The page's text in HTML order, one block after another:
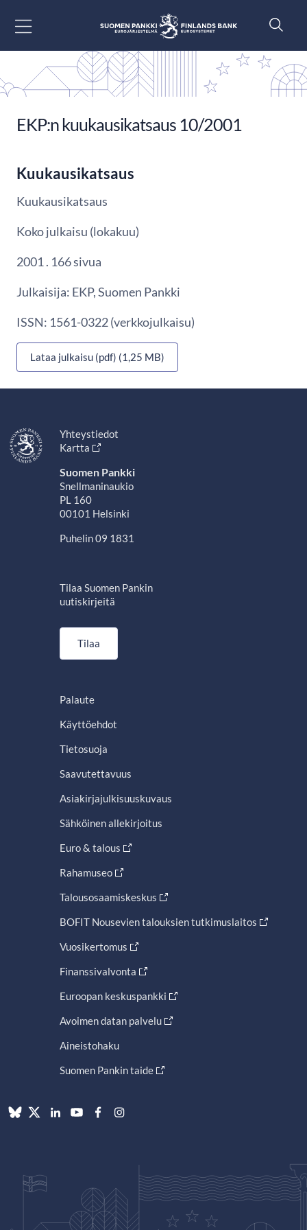
EKP:n kuukausikatsaus 10/2001
Kuukausikatsaus
Kuukausikatsaus
Koko julkaisu (lokakuu)
2001 . 166 sivua
Julkaisija: EKP, Suomen Pankki
ISSN: 1561-0322 (verkkojulkaisu)
Lataa julkaisu (pdf) (1,25 MB)
Yhteystiedot
Kartta
Suomen Pankki
Snellmaninaukio
PL 160
00101 Helsinki
Puhelin 09 1831
Tilaa Suomen Pankin
uutiskirjeitä
Tilaa
Palaute
Käyttöehdot
Tietosuoja
Saavutettavuus
Asiakirjajulkisuuskuvaus
Sähköinen allekirjoitus
Euro & talous
Rahamuseo
Talousosaamiskeskus
BOFIT Nousevien talouksien tutkimuslaitos
Vuosikertomus
Finanssivalvonta
Euroopan keskuspankki
Avoimen datan palvelu
Aineistohaku
Suomen Pankin taide